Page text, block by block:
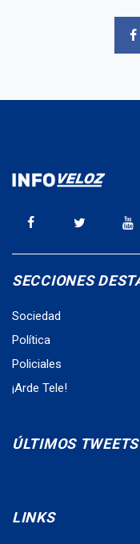
SECCIONES
Sociedad
Política
Policiales
¡Arde Tele!
ÚLTIMOS TWEETS
LINKS